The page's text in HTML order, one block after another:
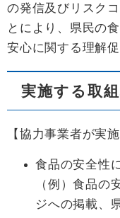
の発信及びリスク
とにより、県民の
安心に関する理解
実施する取
【協力事業者が実
食品の安全性
（例）食品の
ジへの掲載、